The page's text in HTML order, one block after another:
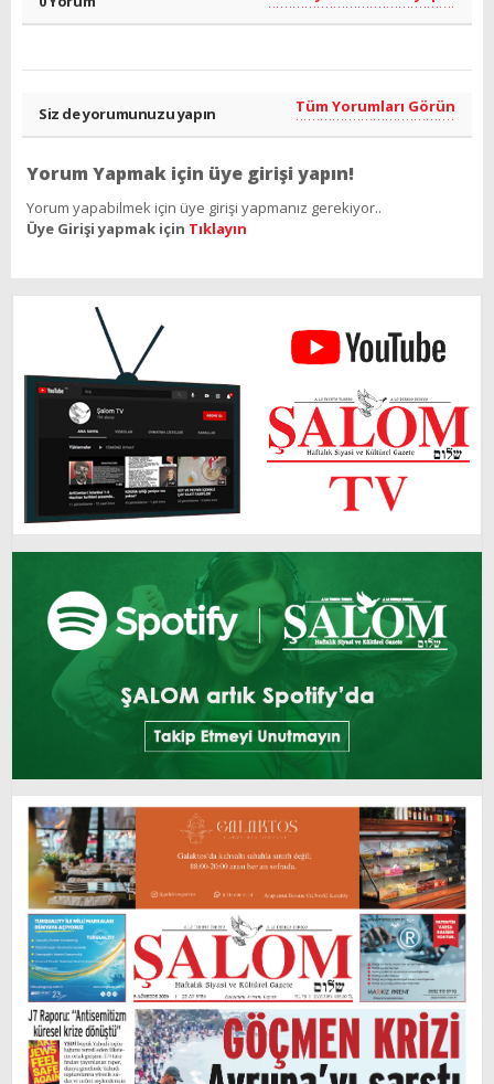
Siz de yorumunuzu yapın Tüm Yorumları Görün
Yorum Yapmak için üye girişi yapın!
Yorum yapabilmek için üye girişi yapmanız gerekiyor..
Üye Girişi yapmak için Tıklayın